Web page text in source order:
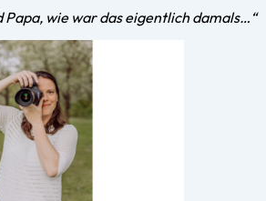
Papa, wie war das eigentlich damals…“